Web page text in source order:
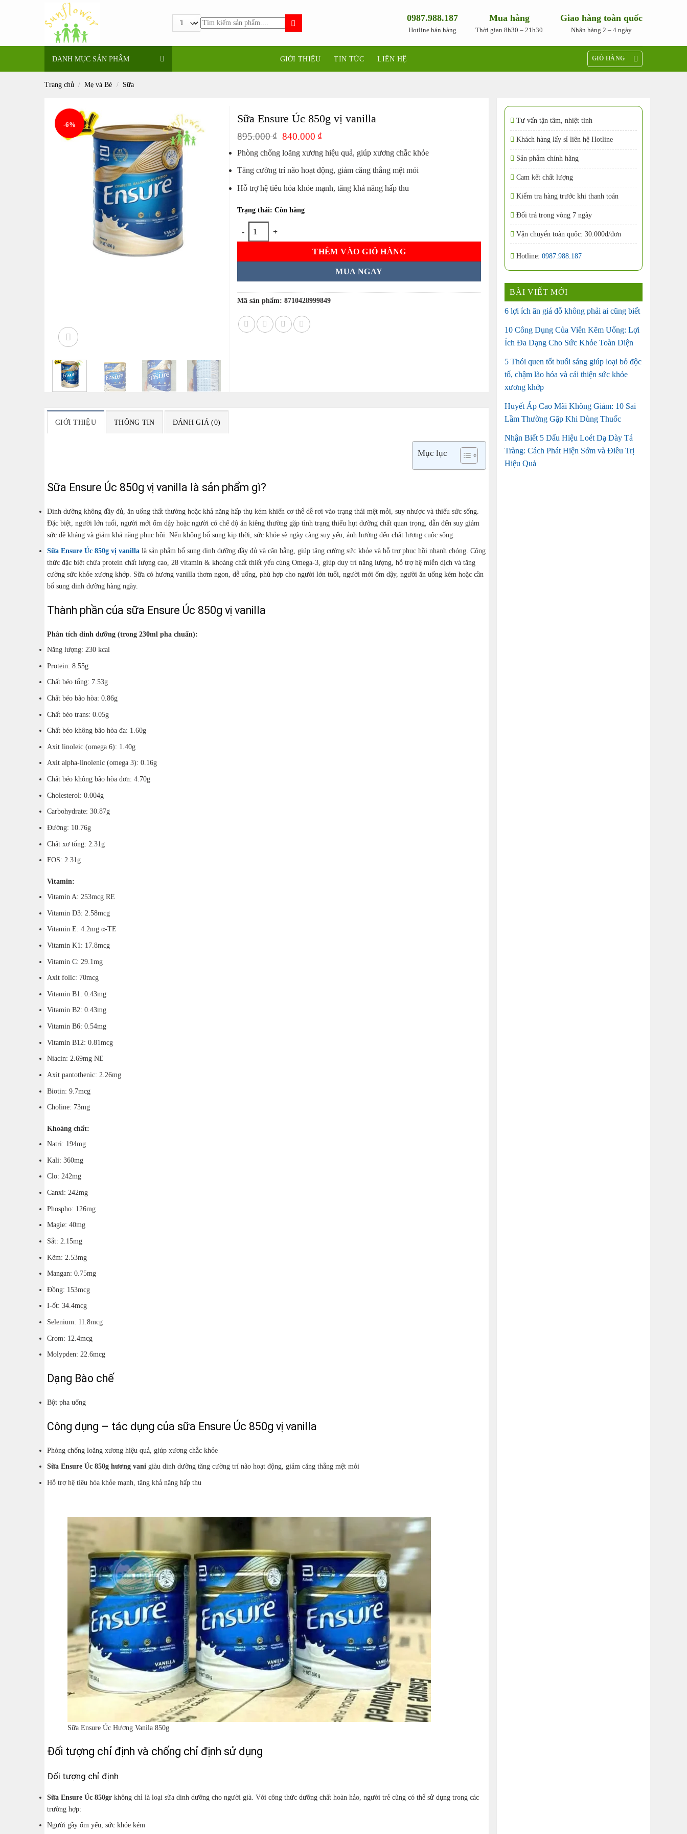
dung
Tìm
kiếm:
0987.988.187
Hotline bán hàng
Mua hàng
Thời gian 8h30 – 21h30
Giao hàng toàn quốc
Nhận hàng 2 – 4 ngày
DANH MỤC SẢN PHẨM GIỚI THIỆU TIN TỨC LIÊN HỆ GIỎ HÀNG
Trang chủ / Mẹ và Bé / Sữa
Tư vấn tận tâm, nhiệt tình
Khách hàng lấy sỉ liên hệ Hotline
Sản phẩm chính hãng
Cam kết chất lượng
Kiểm tra hàng trước khi thanh toán
Đổi trả trong vòng 7 ngày
Vận chuyển toàn quốc: 30.000đ/đơn
Hotline: 0987.988.187
BÀI VIẾT MỚI
6 lợi ích ăn giá đỗ không phải ai cũng biết
10 Công Dụng Của Viên Kẽm Uống: Lợi
Ích Đa Dạng Cho Sức Khỏe Toàn Diện
5 Thói quen tốt buổi sáng giúp loại bỏ độc
tố, chậm lão hóa và cải thiện sức khỏe
xương khớp
Huyết Áp Cao Mãi Không Giảm: 10 Sai
Lầm Thường Gặp Khi Dùng Thuốc
Nhận Biết 5 Dấu Hiệu Loét Dạ Dày Tá
Tràng: Cách Phát Hiện Sớm và Điều Trị
Hiệu Quả
-6% Sữa Ensure Úc 850g vị vanilla
895.000₫
Giá
là:
895.000 ₫.
840.000 ₫Giá
tại
là:
840.000 ₫.
Phòng chống loãng xương hiệu quả, giúp xương chắc khỏe
Tăng cường trí não hoạt động, giảm căng thẳng mệt mỏi
Hỗ trợ hệ tiêu hóa khỏe mạnh, tăng khả năng hấp thu
Trạng thái: Còn hàng
THÊM VÀO GIỎ HÀNG
MUA NGAY
Mã sản phẩm:8710428999849
GIỚI THIỆU THÔNG TIN ĐÁNH GIÁ (0)
Mục lục
Sữa Ensure Úc 850g vị vanilla là sản phẩm gì?
Dinh dưỡng không đầy đủ, ăn uống thất thường hoặc khả năng hấp thụ kém khiến cơ thể dễ rơi vào trạng thái mệt mỏi, suy nhược và thiếu sức sống.
Đặc biệt, người lớn tuổi, người mới ốm dậy hoặc người có chế độ ăn kiêng thường gặp tình trạng thiếu hụt dưỡng chất quan trọng, dẫn đến suy giảm
sức đề kháng và giảm khả năng phục hồi. Nếu không bổ sung kịp thời, sức khỏe sẽ ngày càng suy yếu, ảnh hưởng đến chất lượng cuộc sống.
Sữa Ensure Úc 850g vị vanilla là sản phẩm bổ sung dinh dưỡng đầy đủ và cân bằng, giúp tăng cường sức khỏe và hỗ trợ phục hồi nhanh chóng. Công
thức đặc biệt chứa protein chất lượng cao, 28 vitamin & khoáng chất thiết yếu cùng Omega-3, giúp duy trì năng lượng, hỗ trợ hệ miễn dịch và tăng
cường sức khỏe xương khớp. Sữa có hương vanilla thơm ngon, dễ uống, phù hợp cho người lớn tuổi, người mới ốm dậy, người ăn uống kém hoặc cần
bổ sung dinh dưỡng hàng ngày.
Thành phần của sữa Ensure Úc 850g vị vanilla
Phân tích dinh dưỡng (trong 230ml pha chuẩn):
Năng lượng: 230 kcal
Protein: 8.55g
Chất béo tổng: 7.53g
Chất béo bão hòa: 0.86g
Chất béo trans: 0.05g
Chất béo không bão hòa đa: 1.60g
Axit linoleic (omega 6): 1.40g
Axit alpha-linolenic (omega 3): 0.16g
Chất béo không bão hòa đơn: 4.70g
Cholesterol: 0.004g
Carbohydrate: 30.87g
Đường: 10.76g
Chất xơ tổng: 2.31g
FOS: 2.31g
Vitamin:
Vitamin A: 253mcg RE
Vitamin D3: 2.58mcg
Vitamin E: 4.2mg α-TE
Vitamin K1: 17.8mcg
Vitamin C: 29.1mg
Axit folic: 70mcg
Vitamin B1: 0.43mg
Vitamin B2: 0.43mg
Vitamin B6: 0.54mg
Vitamin B12: 0.81mcg
Niacin: 2.69mg NE
Axit pantothenic: 2.26mg
Biotin: 9.7mcg
Choline: 73mg
Khoáng chất:
Natri: 194mg
Kali: 360mg
Clo: 242mg
Canxi: 242mg
Phospho: 126mg
Magie: 40mg
Sắt: 2.15mg
Kẽm: 2.53mg
Mangan: 0.75mg
Đồng: 153mcg
I-ốt: 34.4mcg
Selenium: 11.8mcg
Crom: 12.4mcg
Molypden: 22.6mcg
Dạng Bào chế
Bột pha uống
Công dụng – tác dụng của sữa Ensure Úc 850g vị vanilla
Phòng chống loãng xương hiệu quả, giúp xương chắc khỏe
Sữa Ensure Úc 850g hương vani giàu dinh dưỡng tăng cường trí não hoạt động, giảm căng thẳng mệt mỏi
Hỗ trợ hệ tiêu hóa khỏe mạnh, tăng khả năng hấp thu
Sữa Ensure Úc Hương Vanila 850g
Đối tượng chỉ định và chống chỉ định sử dụng
Đối tượng chỉ định
Sữa Ensure Úc 850gr không chỉ là loại sữa dinh dưỡng cho người già. Với công thức dưỡng chất hoàn hảo, người trẻ cũng có thể sử dụng trong các
trường hợp:
Người gầy ốm yếu, sức khỏe kém